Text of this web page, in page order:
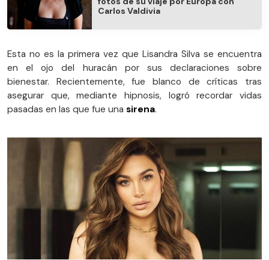
Carlos Valdivia
Esta no es la primera vez que Lisandra Silva se encuentra
en el ojo del huracán por sus declaraciones sobre
bienestar. Recientemente, fue blanco de críticas tras
asegurar que, mediante hipnosis, logró recordar vidas
pasadas en las que fue una sirena.